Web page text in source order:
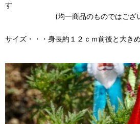
す
(均一商品のものではござい
サイズ・・・身長約１２ｃｍ前後と大き